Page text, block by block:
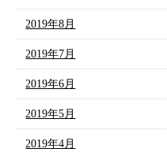
2019年8月
2019年7月
2019年6月
2019年5月
2019年4月